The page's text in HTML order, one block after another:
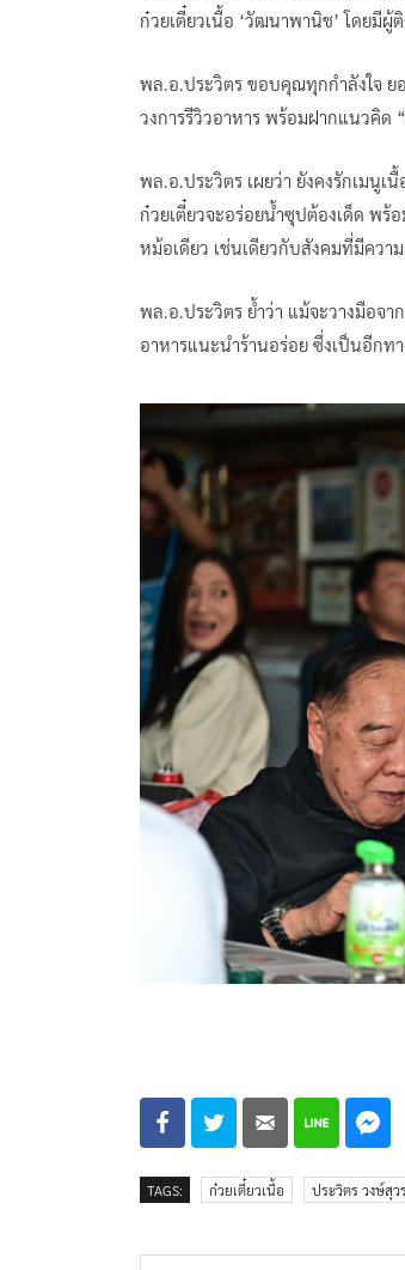
ก๋วยเตี๋ยวเนื้อ ‘วัฒนาพานิช’ โดยมี
พล.อ.ประวิตร ขอบคุณทุกกำลังใจ ย
วงการรีวิวอาหาร พร้อมฝากแนวคิด
พล.อ.ประวิตร เผยว่า ยังคงรักเมนูเ
ก๋วยเตี๋ยวจะอร่อยน้ำซุปต้องเด็ด พร้
หม้อเดียว เช่นเดียวกับสังคมที่มีควา
พล.อ.ประวิตร ย้ำว่า แม้จะวางมือจา
อาหารแนะนำร้านอร่อย ซึ่งเป็นอีกท
TAGS: ก๋วยเตี๋ยวเนื้อ ประวิตร วงษ์สุ